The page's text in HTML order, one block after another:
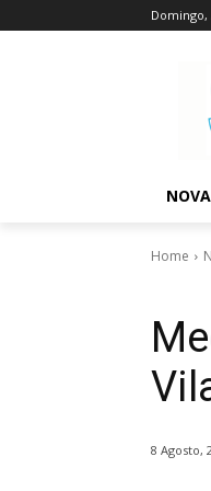
Domingo,
Home
8 Agosto,